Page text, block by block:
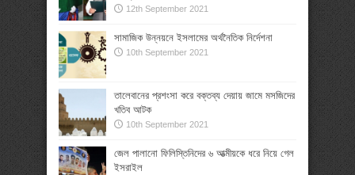
12th September 2021
সামাজিক উন্নয়নে ইসলামের অর্থনৈতিক নির্দেশনা
10th September 2021
তালেবানের প্রশংসা করে বক্তব্য দেয়ায় জামে মসজিদের
খতিব আটক
10th September 2021
জেল পালানো ফিলিস্তিনিদের ৬ আত্মীয়কে ধরে নিয়ে গেল
ইসরাইল